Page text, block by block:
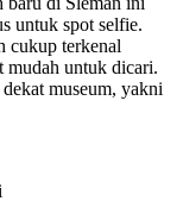
untuk spot selfie.
cukup terkenal
mudah untuk dicari.
museum, yakni